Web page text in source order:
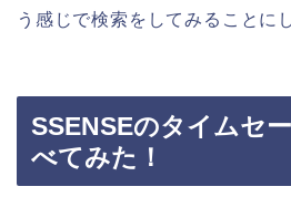
う感じで検索をしてみることに
SSENSEのタイムセ
べてみた！